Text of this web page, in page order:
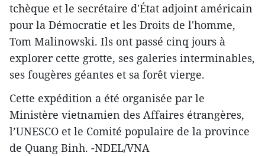
tchèque et le secrétaire d'État adjoint américain
pour la Démocratie et les Droits de l'homme,
Tom Malinowski. Ils ont passé cinq jours à
explorer cette grotte, ses galeries interminables,
ses fougères géantes et sa forêt vierge.
Cette expédition a été organisée par le
Ministère vietnamien des Affaires étrangères,
l’UNESCO et le Comité populaire de la province
de Quang Binh. -NDEL/VNA